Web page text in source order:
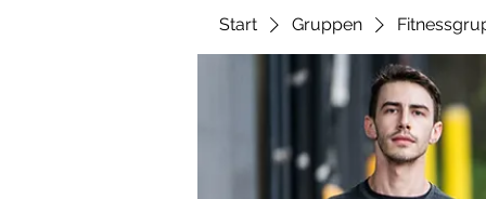
Start Gruppen